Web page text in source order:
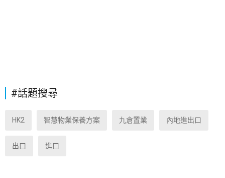
#話題搜尋
HK2 智慧物業保養方案 九倉置業 內地進出口
出口 進口